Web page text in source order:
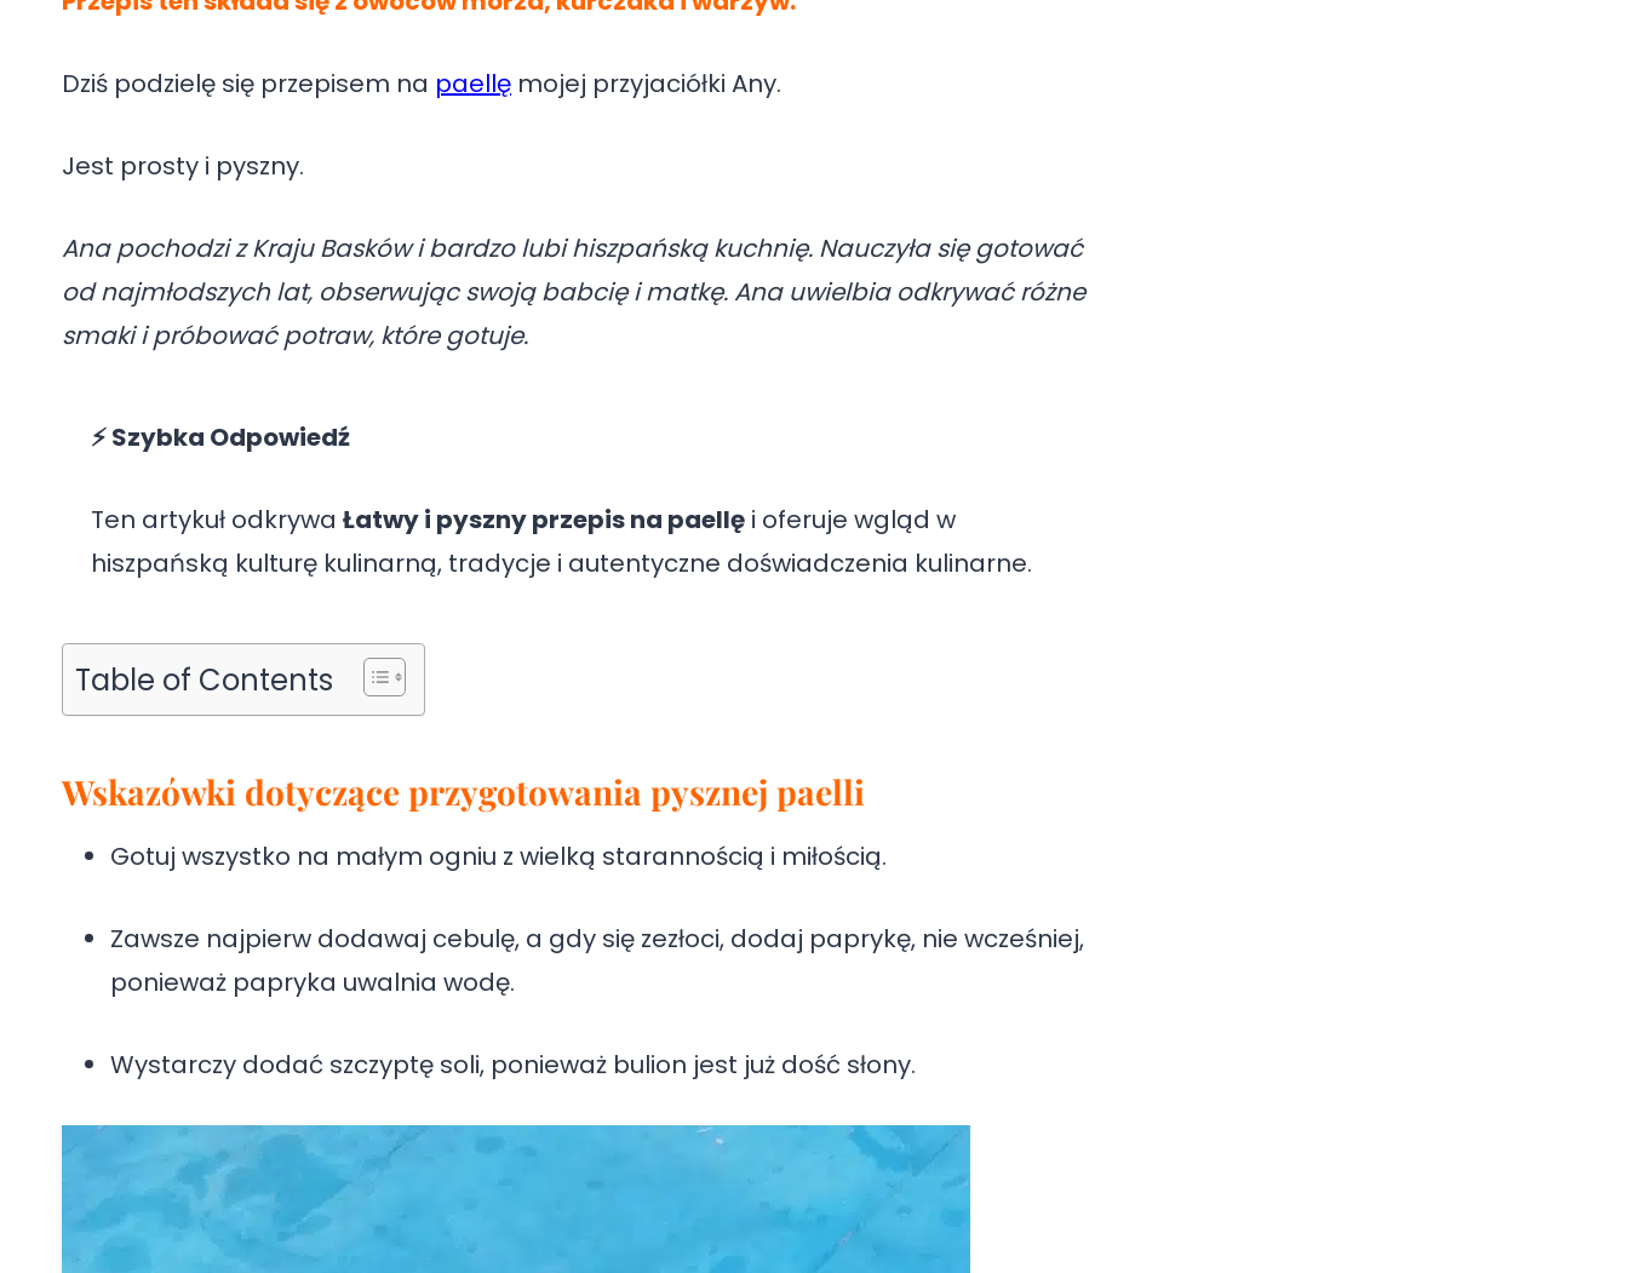
Dziś podzielę się przepisem na paellę mojej przyjaciółki Any.
Jest prosty i pyszny.
Ana pochodzi z Kraju Basków i bardzo lubi hiszpańską kuchnię. Nauczyła się gotować
od najmłodszych lat, obserwując swoją babcię i matkę. Ana uwielbia odkrywać różne
smaki i próbować potraw, które gotuje.
⚡ Szybka Odpowiedź
Ten artykuł odkrywa Łatwy i pyszny przepis na paellę i oferuje wgląd w
hiszpańską kulturę kulinarną, tradycje i autentyczne doświadczenia kulinarne.
Table of Contents
Wskazówki dotyczące przygotowania pysznej paelli
Gotuj wszystko na małym ogniu z wielką starannością i miłością.
Zawsze najpierw dodawaj cebulę, a gdy się zezłoci, dodaj paprykę, nie wcześniej,
ponieważ papryka uwalnia wodę.
Wystarczy dodać szczyptę soli, ponieważ bulion jest już dość słony.